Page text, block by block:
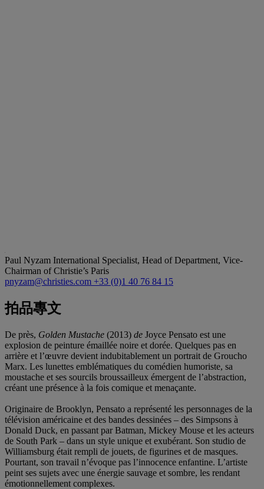
Paul Nyzam International Specialist, Head of Department, Vice-
Chairman of Christie’s Paris
pnyzam@christies.com +33 (0)1 40 76 84 15
拍品專文
De près, Golden Mustache (2013) de Joyce Pensato est une
explosion de peinture émaillée noire et dorée. Quelques pas en
arrière et l’œuvre devient indubitablement un portrait de Groucho
Marx. Les lunettes emblématiques du comédien humoriste, sa
moustache et ses sourcils broussailleux émergent de l’abstraction,
créant une présence à la fois comique et menaçante.
Originaire de Brooklyn, Pensato a représenté les personnages de la
télévision américaine et des bandes dessinées – des Simpsons à
Donald Duck, en passant par Batman, Mickey Mouse et les acteurs
de South Park – dans un style unique et exubérant. Son studio de
Williamsburg était rempli de jouets, de figurines et de masques.
Pourtant, son travail n’évoque pas l’innocence enfantine. L’artiste
peint ses sujets avec une énergie sauvage et sombre, les rendant
émotionnellement complexes.